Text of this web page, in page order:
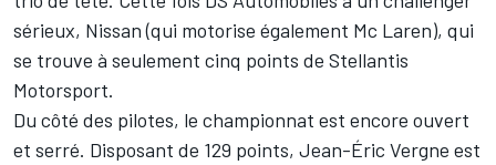
sérieux, Nissan (qui motorise également Mc Laren), qui
se trouve à seulement cinq points de Stellantis
Motorsport.
Du côté des pilotes, le championnat est encore ouvert
et serré. Disposant de 129 points, Jean-Éric Vergne est